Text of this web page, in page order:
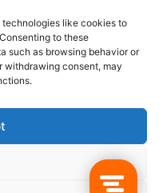
like cookies to
to these
such as browsing behavior or
withdrawing consent, may
reservados @Crucerum |